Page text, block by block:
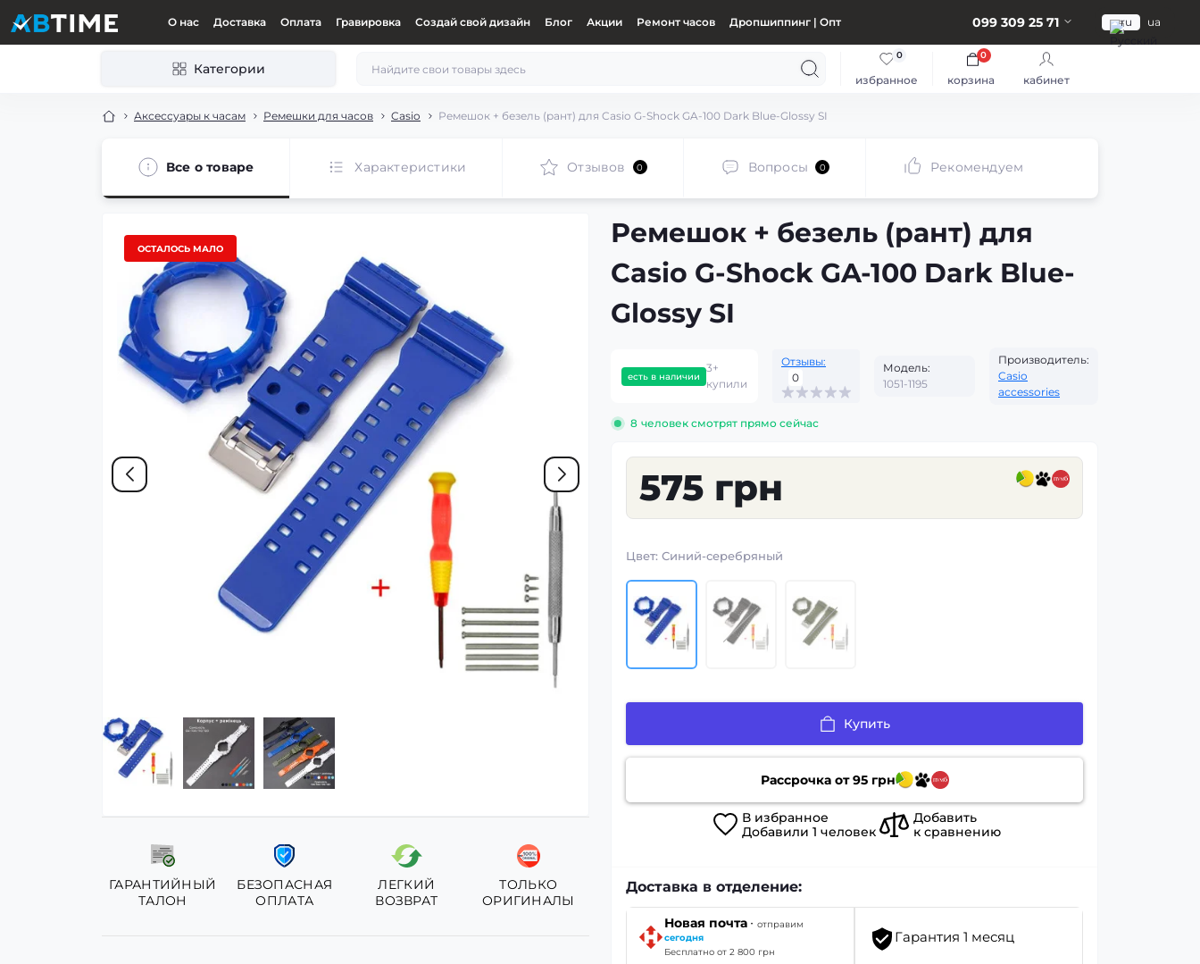
О нас Доставка Оплата Гравировка Создай свой дизайн Блог Акции Ремонт часов Дропшиппинг | Опт 099 309 25 71 ru ua
Категории
избранное
0
корзина
0
кабинет
Аксессуары к часам Ремешки для часов Casio Ремешок + безель (рант) для Casio G-Shock GA-100 Dark Blue-Glossy SI
Все о товаре Характеристики Отзывов 0 Вопросы 0 Рекомендуем
ОСТАЛОСЬ МАЛО
ГАРАНТИЙНЫЙ
ТАЛОН
БЕЗОПАСНАЯ
ОПЛАТА
ЛЕГКИЙ
ВОЗВРАТ
ТОЛЬКО
ОРИГИНАЛЫ
Ремешок + безель (рант) для
Casio G-Shock GA-100 Dark Blue-
Glossy SI
есть в наличии
3+
купили
Отзывы:
0
Модель:
1051-1195
Производитель:
Casio
accessories
8 человек смотрят прямо сейчас
575 грн
Цвет: Синий-серебряный
Купить
Рассрочка от95грн
В избранное
Добавили 1 человек
Добавить
к сравнению
Доставка в отделение:
Новая почта · отправим
сегодня
Бесплатно от 2 800 грн
Гарантия 1 месяц